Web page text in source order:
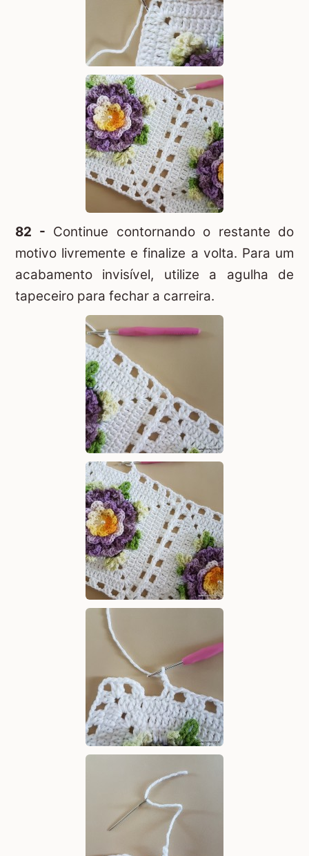
82 - Continue contornando o restante do
motivo livremente e finalize a volta. Para um
acabamento invisível, utilize a agulha de
tapeceiro para fechar a carreira.